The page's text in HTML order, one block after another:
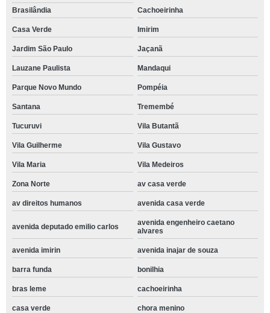
Brasilândia
Cachoeirinha
Casa Verde Imirim
Jardim São Paulo Jaçanã
Lauzane Paulista Mandaqui
Parque Novo Mundo Pompéia
Santana Tremembé
Tucuruvi Vila Butantã
Vila Guilherme Vila Gustavo
Vila Maria Vila Medeiros
Zona Norte av casa verde
av direitos humanos avenida casa verde
avenida deputado emilio carlos
avenida engenheiro caetano
alvares
avenida imirin avenida inajar de souza
barra funda bonilhia
bras leme cachoeirinha
casa verde chora menino